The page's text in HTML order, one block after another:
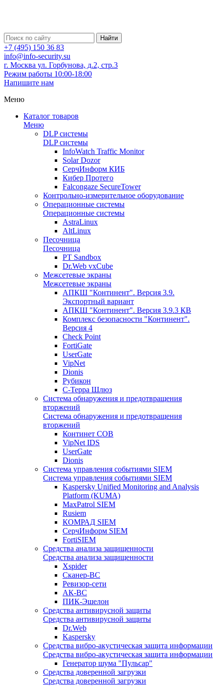
Найти
+7 (495) 150 36 83
info@info-security.su
г. Москва ул. Горбунова, д.2, стр.3
Режим работы 10:00-18:00
Напишите нам
Меню
Каталог товаров
Меню
DLP системы
DLP системы
InfoWatch Traffic Monitor
Solar Dozor
СерчИнформ КИБ
Кибер Протего
Falcongaze SecureTower
Контрольно-измерительное оборудование
Операционные системы
Операционные системы
AstraLinux
AltLinux
Песочница
Песочница
PT Sandbox
Dr.Web vxCube
Межсетевые экраны
Межсетевые экраны
АПКШ "Континент". Версия 3.9.
Экспортный вариант
АПКШ "Континент". Версия 3.9.3 КВ
Комплекс безопасности "Континент".
Версия 4
Check Point
FortiGate
UserGate
VipNet
Dionis
Рубикон
С-Терра Шлюз
Система обнаружения и предотвращения
вторжений
Система обнаружения и предотвращения
вторжений
Континет СОВ
VipNet IDS
UserGate
Dionis
Система управления событиями SIEM
Система управления событиями SIEM
Kaspersky Unified Monitoring and Analysis
Platform (KUMA)
MaxPatrol SIEM
Rusiem
КОМРАД SIEM
СерчИнформ SIEM
FortiSIEM
Средства анализа защищенности
Средства анализа защищенности
Xspider
Сканер-ВС
Ревизор-сети
АК-ВС
ПИК-Эшелон
Средства антивирусной защиты
Средства антивирусной защиты
Dr.Web
Kaspersky
Средства вибро-акустическая защита информации
Средства вибро-акустическая защита информации
Генератор шума "Пульсар"
Средства доверенной загрузки
Средства доверенной загрузки